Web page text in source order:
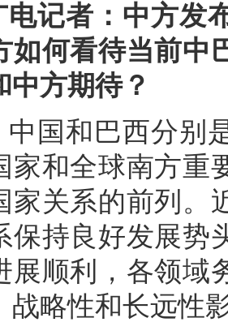
电记者：中方发
如何看待当前中
中方期待？
中国和巴西分别
家和全球南方重
家关系的前列。
保持良好发展势
展顺利，各领域
战略性和长远性